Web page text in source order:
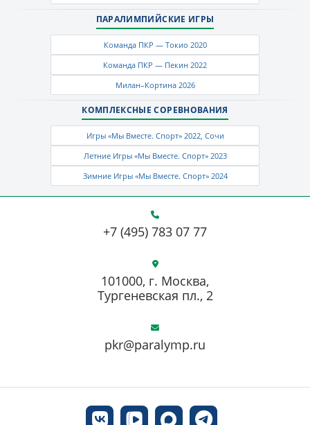
ПАРАЛИМПИЙСКИЕ ИГРЫ
Команда ПКР — Токио 2020
Команда ПКР — Пекин 2022
Милан–Кортина 2026
КОМПЛЕКСНЫЕ СОРЕВНОВАНИЯ
Игры «Мы Вместе. Спорт» 2022, Сочи
Летние Игры «Мы Вместе. Спорт» 2023
Зимние Игры «Мы Вместе. Спорт» 2024
+7 (495) 783 07 77
pkr@paralymp.ru
101000, г. Москва,
Тургеневская пл., 2